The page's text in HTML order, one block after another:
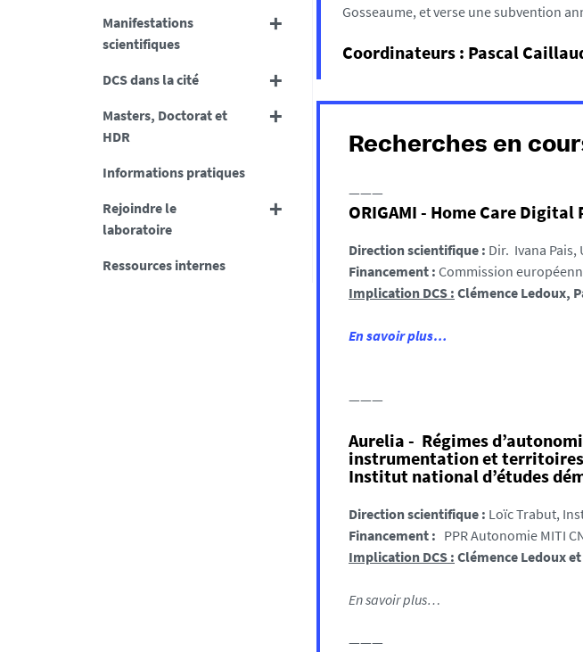
Manifestations
scientifiques
DCS dans la cité
Masters, Doctorat et
HDR
Informations pratiques
Rejoindre le
laboratoire
Ressources internes
Gosseaume, et verse une subvention
Coordinateurs : Pascal
Recherches en
———
ORIGAMI - Home Care
Direction scientifique : Dir. Ivana
Financement : Commission
Implication DCS : Clémence Ledoux,
En savoir plus…
———
Aurelia - Régimes
instrumentation et
Institut national d’études
Direction scientifique : Loïc Trabut,
Financement : PPR Autonomie MITI
Implication DCS : Clémence Ledoux
En savoir plus…
———